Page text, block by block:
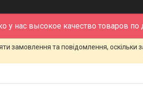
у нас высокое качество товаров по
замовлення та повідомлення, оскільки